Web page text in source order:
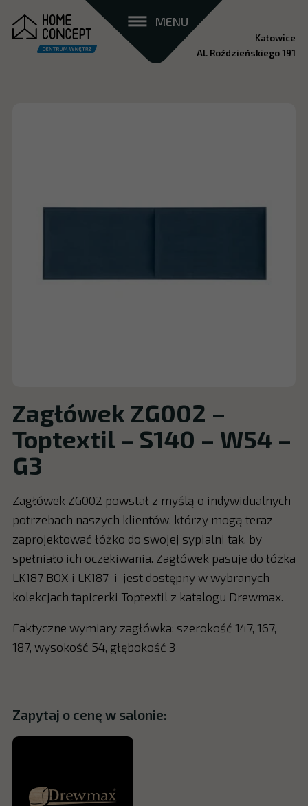
MENU
Katowice
Al. Roździeńskiego 191
Zagłówek ZG002 –
Toptextil – S140 – W54 –
G3
Zagłówek ZG002 powstał z myślą o indywidualnych
potrzebach naszych klientów, którzy mogą teraz
zaprojektować łóżko do swojej sypialni tak, by
spełniało ich oczekiwania. Zagłówek pasuje do łóżka
LK187 BOX i LK187 i jest dostępny w wybranych
kolekcjach tapicerki Toptextil z katalogu Drewmax.
Faktyczne wymiary zagłówka: szerokość 147, 167,
187, wysokość 54, głębokość 3
Zapytaj o cenę w salonie: